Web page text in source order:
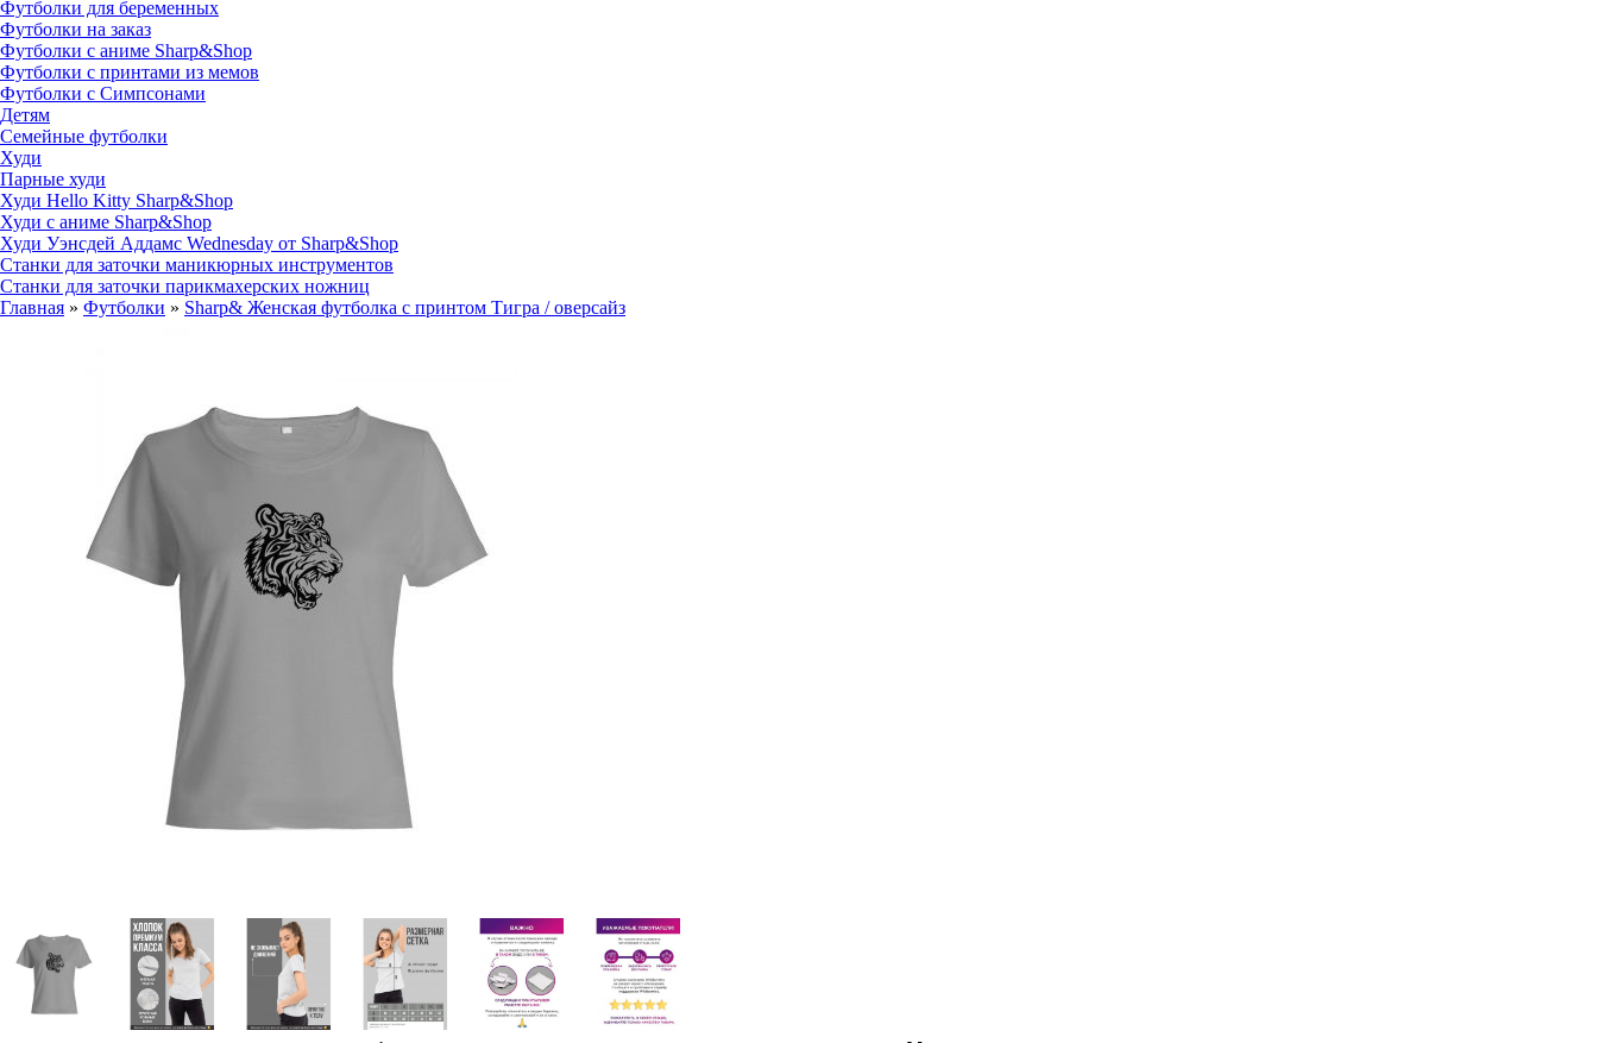
Футболки для беременных
Футболки на заказ
Футболки с аниме Sharp&Shop
Футболки с принтами из мемов
Футболки с Симпсонами
Детям
Семейные футболки
Худи
Парные худи
Худи Hello Kitty Sharp&Shop
Худи с аниме Sharp&Shop
Худи Уэнсдей Аддамс Wednesday от Sharp&Shop
Станки для заточки маникюрных инструментов
Станки для заточки парикмахерских ножниц
Главная » Футболки » Sharp& Женская футболка с принтом Тигра / оверсайз